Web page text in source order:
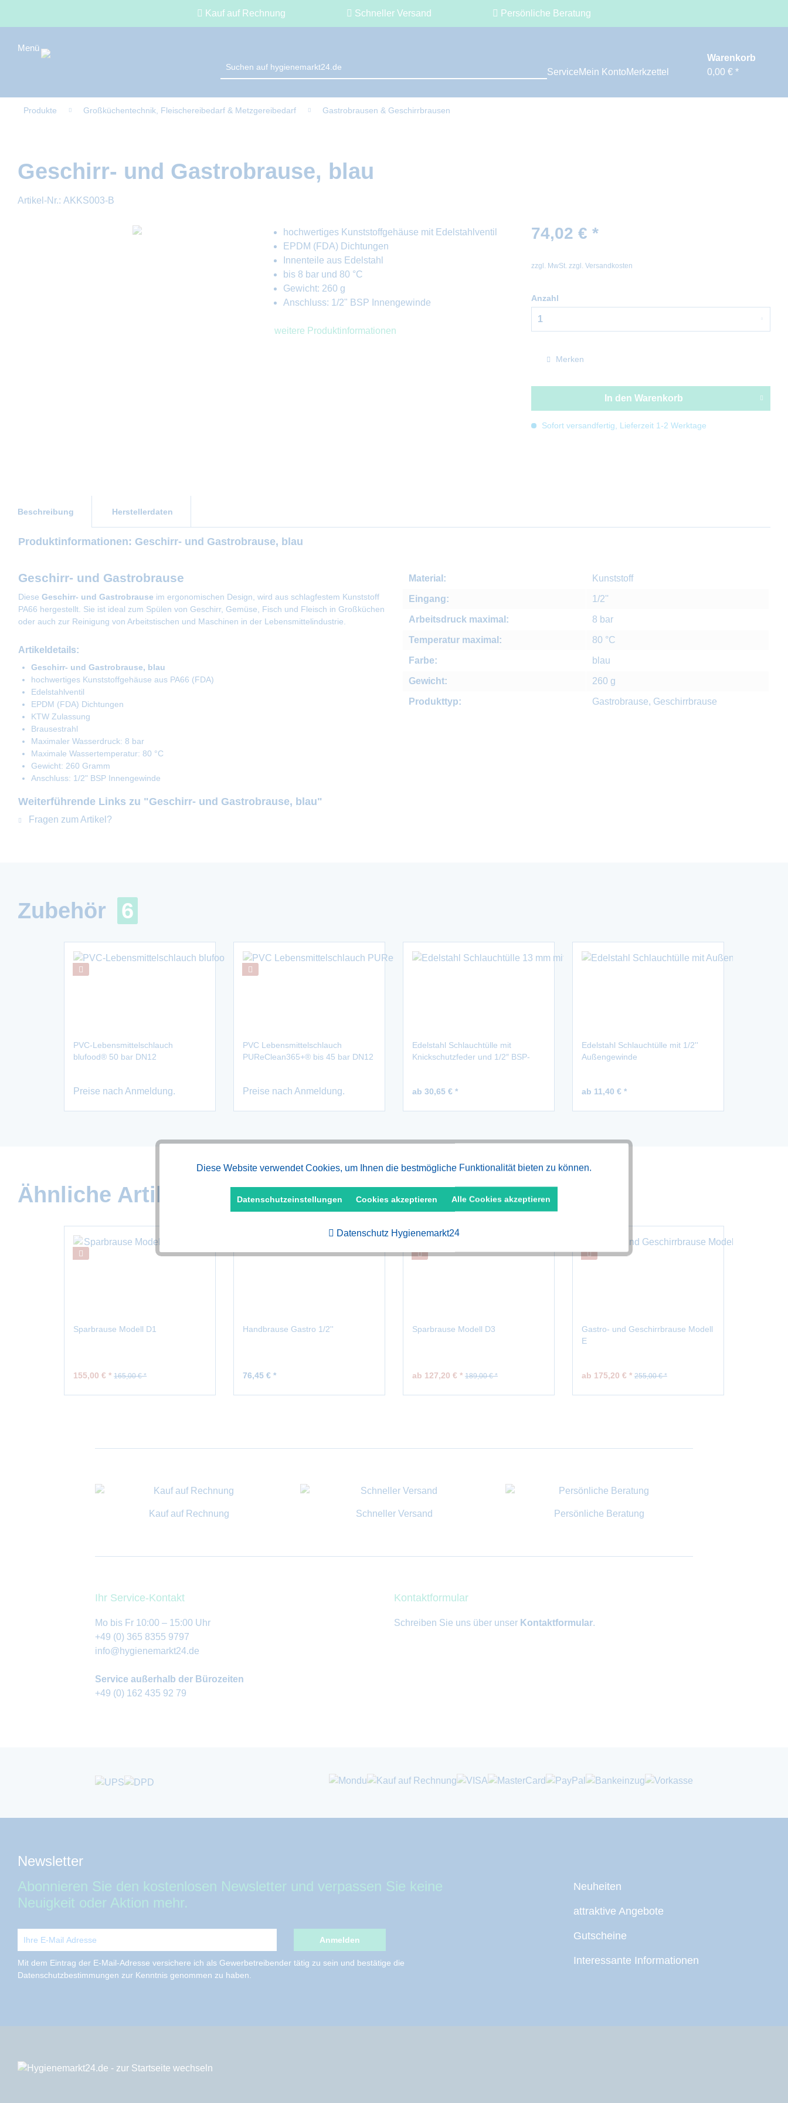
Kauf auf Rechnung Schneller Versand Persönliche Beratung
ServiceMein KontoMerkzettel
Warenkorb
0,00 € *
Produkte Großküchentechnik, Fleischereibedarf & Metzgereibedarf Gastrobrausen & Geschirrbrausen
Geschirr- und Gastrobrause, blau
Artikel-Nr.: AKKS003-B
hochwertiges Kunststoffgehäuse mit Edelstahlventil
EPDM (FDA) Dichtungen
Innenteile aus Edelstahl
bis 8 bar und 80 °C
Gewicht: 260 g
Anschluss: 1/2" BSP Innengewinde
weitere Produktinformationen
74,02 € *
zzgl. MwSt. zzgl. Versandkosten
Anzahl
Merken
In den Warenkorb
Sofort versandfertig, Lieferzeit 1-2 Werktage
Beschreibung Herstellerdaten
Produktinformationen: Geschirr- und Gastrobrause, blau
Geschirr- und Gastrobrause
Diese Geschirr- und Gastrobrause im ergonomischen Design, wird aus schlagfestem Kunststoff
PA66 hergestellt. Sie ist ideal zum Spülen von Geschirr, Gemüse, Fisch und Fleisch in Großküchen
oder auch zur Reinigung von Arbeitstischen und Maschinen in der Lebensmittelindustrie.
Artikeldetails:
Geschirr- und Gastrobrause, blau
hochwertiges Kunststoffgehäuse aus PA66 (FDA)
Edelstahlventil
EPDM (FDA) Dichtungen
KTW Zulassung
Brausestrahl
Maximaler Wasserdruck: 8 bar
Maximale Wassertemperatur: 80 °C
Gewicht: 260 Gramm
Anschluss: 1/2" BSP Innengewinde
Material: Kunststoff
Eingang: 1/2''
Arbeitsdruck maximal: 8 bar
Temperatur maximal: 80 °C
Farbe: blau
Gewicht: 260 g
Produkttyp: Gastrobrause, Geschirrbrause
Weiterführende Links zu "Geschirr- und Gastrobrause, blau"
Fragen zum Artikel?
Zubehör 6
PVC-Lebensmittelschlauch
blufood® 50 bar DN12
Preise nach Anmeldung.
PVC Lebensmittelschlauch
PUReClean365+® bis 45 bar DN12
Preise nach Anmeldung.
Edelstahl Schlauchtülle mit
Knickschutzfeder und 1/2″ BSP-
ab 30,65 € *
Edelstahl Schlauchtülle mit 1/2''
Außengewinde
ab 11,40 € *
Ähnliche Artikel
Sparbrause Modell D1
155,00 € * 165,00 € *
Handbrause Gastro 1/2''
76,45 € *
Sparbrause Modell D3
ab 127,20 € * 189,00 € *
Gastro- und Geschirrbrause Modell
E
ab 175,20 € * 255,00 € *
Kauf auf Rechnung Schneller Versand Persönliche Beratung
Ihr Service-Kontakt
Mo bis Fr 10:00 – 15:00 Uhr
+49 (0) 365 8355 9797
info@hygienemarkt24.de
Service außerhalb der Bürozeiten
+49 (0) 162 435 92 79
Kontaktformular
Schreiben Sie uns über unser Kontaktformular.
Newsletter
Abonnieren Sie den kostenlosen Newsletter und verpassen Sie keine
Neuigkeit oder Aktion mehr.
Anmelden
Mit dem Eintrag der E-Mail-Adresse versichere ich als Gewerbetreibender tätig zu sein und bestätige die
Datenschutzbestimmungen zur Kenntnis genommen zu haben.
Neuheiten
attraktive Angebote
Gutscheine
Interessante Informationen
Funktionale Aktiv
Aktiv
Diese Website verwendet Cookies, um Ihnen die bestmögliche Funktionalität bieten zu können.
Datenschutzeinstellungen Cookies akzeptieren Alle Cookies akzeptieren
Datenschutz Hygienemarkt24